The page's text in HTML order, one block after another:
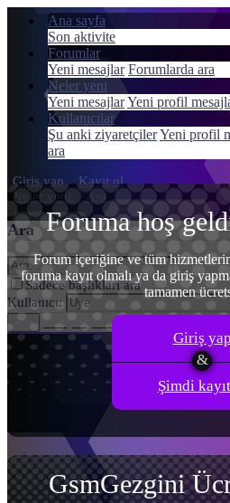
Ana sayfa
Son aktivite
Forumlar
Yeni mesajlar Forumlarda ara
Neler yeni
Yeni mesajlarYeni profil
Kullanıcılar
Şu anki ziyaretçilerYeni profil
ara
Giriş yap
Kayıt ol
Neler yeni
Ara
Ara
Sadece başlıkları ara
Kullanıcı:
Ara Gelişmiş Arama…
Menü
Giriş yap
Kayıt ol
Foruma hoş
Forum içeriğine ve tüm
foruma kayıt olmalı ya da giriş
tamamen
Giriş yap
Şimdi
GsmGezgini